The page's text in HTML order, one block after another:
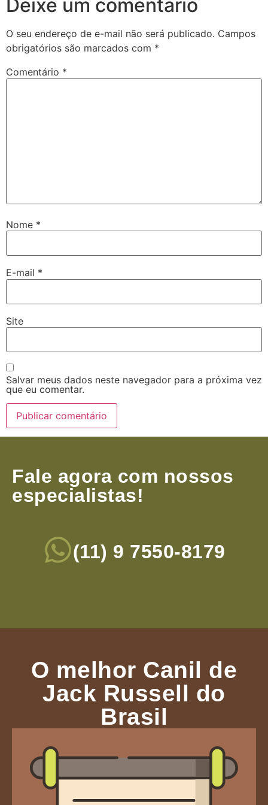
Deixe um comentário
O seu endereço de e-mail não será publicado. Campos
obrigatórios são marcados com *
Comentário *
Nome *
E-mail *
Site
Salvar meus dados neste navegador para a próxima vez
que eu comentar.
Fale agora com nossos
especialistas!
(11) 9 7550-8179
O melhor Canil de
Jack Russell do
Brasil